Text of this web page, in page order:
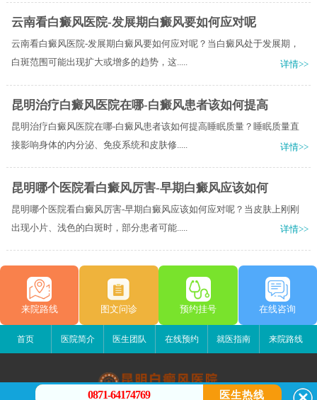
云南看白癜风医院-发展期白癜风要如何应对呢
云南看白癜风医院-发展期白癜风要如何应对呢？当白癜风处于发展期，
白斑范围可能出现扩大或增多的趋势，这.....
详情>>
昆明治疗白癜风医院在哪-白癜风患者该如何提高
昆明治疗白癜风医院在哪-白癜风患者该如何提高睡眠质量？睡眠质量直
接影响身体的内分泌、免疫系统和皮肤修.....
详情>>
昆明哪个医院看白癜风厉害-早期白癜风应该如何
昆明哪个医院看白癜风厉害-早期白癜风应该如何应对呢？当皮肤上刚刚
出现小片、浅色的白斑时，部分患者可能.....
详情>>
来院路线 图文问诊 预约挂号 在线咨询
首页 医院简介 医生团队 在线预约 就医指南 来院路线
0871-64174769 医生热线